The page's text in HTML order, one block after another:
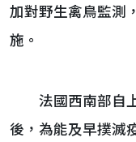
加對野生禽鳥監測
施。
法國西南部自上
後，為能及早撲滅